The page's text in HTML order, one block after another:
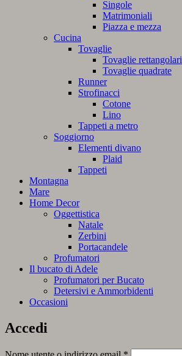
Singole
Matrimoniali
Piazza e mezza
Cucina
Tovaglie
Tovaglie rettangolari
Tovaglie quadrate
Runner
Strofinacci
Cotone
Lino
Tappeti a metro
Soggiorno
Elementi divano
Plaid
Tappeti
Montagna
Mare
Home Decor
Oggettistica
Natale
Zerbini
Portacandele
Profumatori
Il bucato di Adele
Profumatori per Bucato
Detersivi e Ammorbidenti
Occasioni
Accedi